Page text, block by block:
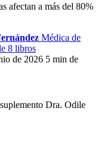
afectan a más del 80%
Médica de
8 libros
de 2026 5 min de